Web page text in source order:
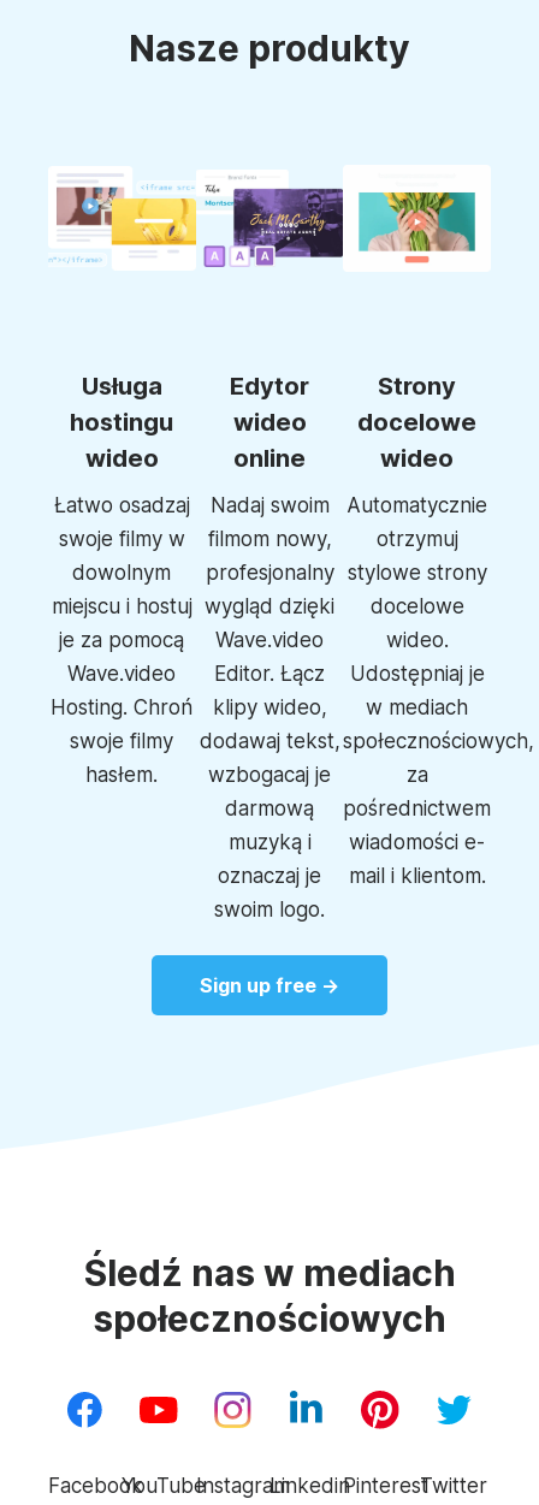
Nasze produkty
Usługa
hostingu
wideo
Łatwo osadzaj
swoje filmy w
dowolnym
miejscu i hostuj
je za pomocą
Wave.video
Hosting. Chroń
swoje filmy
hasłem.
Edytor
wideo
online
Nadaj swoim
filmom nowy,
profesjonalny
wygląd dzięki
Wave.video
Editor. Łącz
klipy wideo,
dodawaj tekst,
wzbogacaj je
darmową
muzyką i
oznaczaj je
swoim logo.
Strony
docelowe
wideo
Automatycznie
otrzymuj
stylowe strony
docelowe
wideo.
Udostępniaj je
w mediach
społecznościowych,
za
pośrednictwem
wiadomości e-
mail i klientom.
Sign up free →
Śledź nas w mediach
społecznościowych
FacebookYouTubeInstagramLinkedinPinterestTwitter